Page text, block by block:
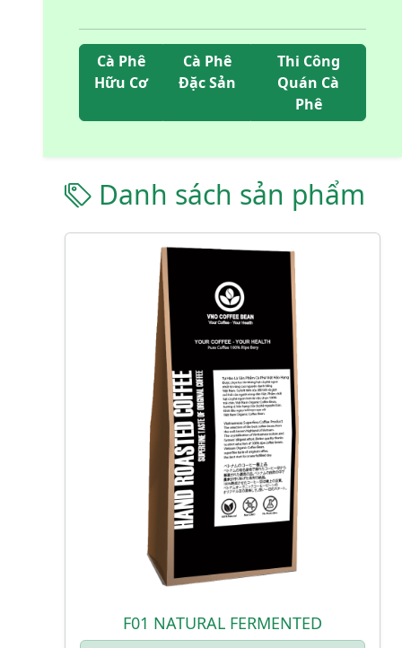
Cà Phê
Hữu Cơ
Cà Phê
Đặc Sản
Thi Công
Quán Cà
Phê
Danh sách sản phẩm
F01 NATURAL FERMENTED